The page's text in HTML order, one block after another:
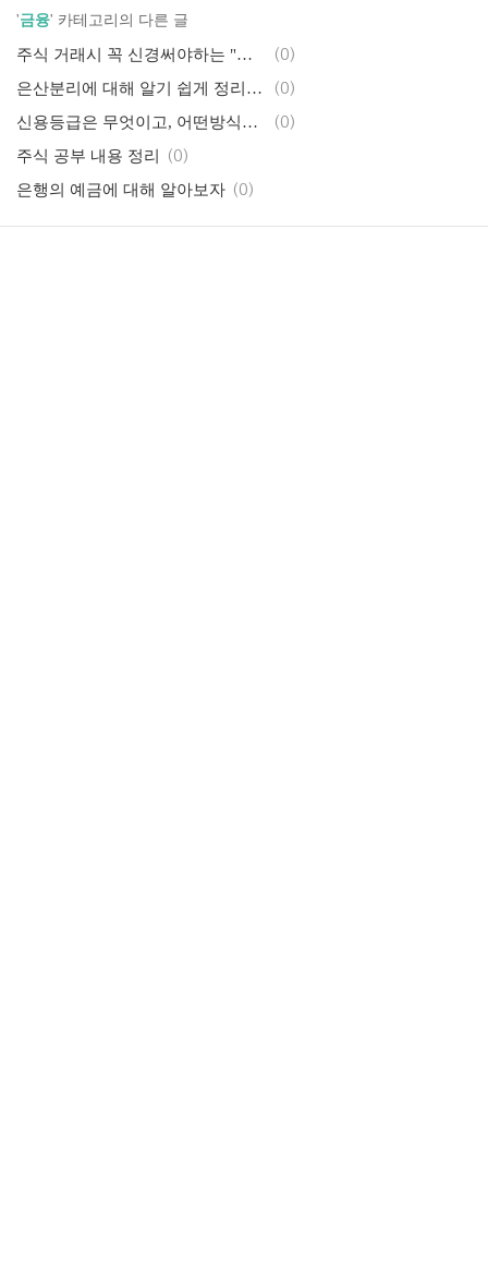
'금융' 카테고리의 다른 글
주식 거래시 꼭 신경써야하는 "제반비용" (수수료, 거래세) (0)
은산분리에 대해 알기 쉽게 정리한 글 (0)
신용등급은 무엇이고, 어떤방식으로 책정될까? (0)
주식 공부 내용 정리 (0)
은행의 예금에 대해 알아보자 (0)